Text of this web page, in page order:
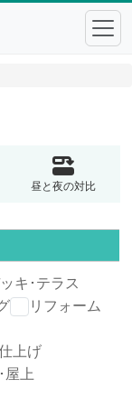
昼と夜の対比
キ･テラス
リフォーム
上げ
屋上